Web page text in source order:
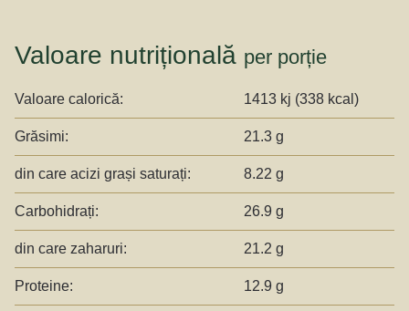
Valoare nutrițională per porție
Valoare calorică: 1413 kj (338 kcal)
Grăsimi: 21.3 g
din care acizi grași saturați: 8.22 g
Carbohidrați: 26.9 g
din care zaharuri: 21.2 g
Proteine: 12.9 g